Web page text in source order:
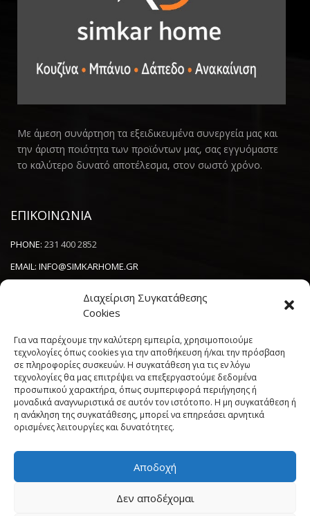
Διαχείριση Συγκατάθεσης
Cookies
Για να παρέχουμε την καλύτερη εμπειρία, χρησιμοποιούμε
τεχνολογίες όπως cookies για την αποθήκευση ή/και την πρόσβαση
σε πληροφορίες συσκευών. Η συγκατάθεση για τις εν λόγω
τεχνολογίες θα μας επιτρέψει να επεξεργαστούμε δεδομένα
προσωπικού χαρακτήρα, όπως συμπεριφορά περιήγησης ή
μοναδικά αναγνωριστικά σε αυτόν τον ιστότοπο. Η μη συγκατάθεση ή
η ανάκληση της συγκατάθεσης, μπορεί να επηρεάσει αρνητικά
ορισμένες λειτουργίες και δυνατότητες.
Αποδοχή
Δεν αποδέχομαι
Με άμεση συνάρτηση τα εξειδικευμένα συνεργεία μας και
την άριστη ποιότητα των προϊόντων μας, σας εγγυόμαστε
το καλύτερο δυνατό αποτέλεσμα, στον σωστό χρόνο.
ΕΠΙΚΟΙΝΩΝΙΑ
PHONE: 231 400 2852
EMAIL: INFO@SIMKARHOME.GR
NEWSLETTER
----------------------
Πολιτική Cookies (ΕΕ)
Όροι και Προϋποθέσεις
Δήλωση Απορρήτου
My account